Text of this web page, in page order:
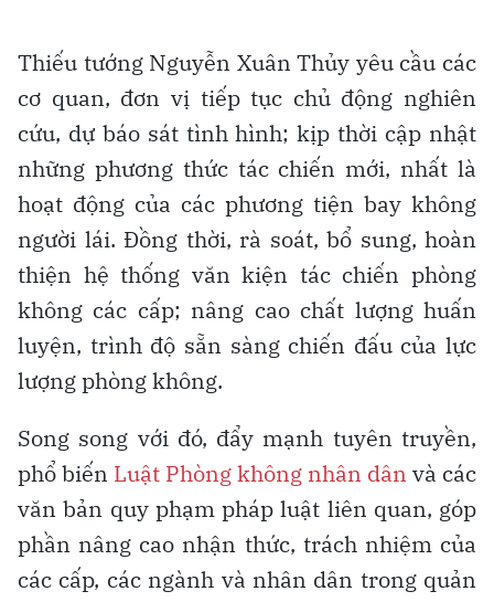
Thiếu tướng Nguyễn Xuân Thủy yêu cầu các
cơ quan, đơn vị tiếp tục chủ động nghiên
cứu, dự báo sát tình hình; kịp thời cập nhật
những phương thức tác chiến mới, nhất là
hoạt động của các phương tiện bay không
người lái. Đồng thời, rà soát, bổ sung, hoàn
thiện hệ thống văn kiện tác chiến phòng
không các cấp; nâng cao chất lượng huấn
luyện, trình độ sẵn sàng chiến đấu của lực
lượng phòng không.
Song song với đó, đẩy mạnh tuyên truyền,
phổ biến Luật Phòng không nhân dân và các
văn bản quy phạm pháp luật liên quan, góp
phần nâng cao nhận thức, trách nhiệm của
các cấp, các ngành và nhân dân trong quản